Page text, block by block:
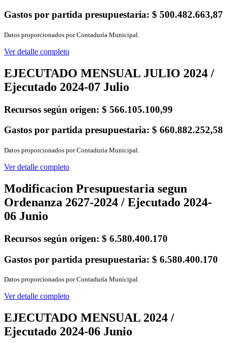
Gastos por partida presupuestaria: $ 500.482.663,87
Datos proporcionados por Contaduría Municipal.
Ver detalle completo
EJECUTADO MENSUAL JULIO 2024 /
Ejecutado 2024-07 Julio
Recursos según origen: $ 566.105.100,99
Gastos por partida presupuestaria: $ 660.882.252,58
Datos proporcionados por Contaduría Municipal.
Ver detalle completo
Modificacion Presupuestaria segun
Ordenanza 2627-2024 / Ejecutado 2024-
06 Junio
Recursos según origen: $ 6.580.400.170
Gastos por partida presupuestaria: $ 6.580.400.170
Datos proporcionados por Contaduría Municipal.
Ver detalle completo
EJECUTADO MENSUAL 2024 /
Ejecutado 2024-06 Junio